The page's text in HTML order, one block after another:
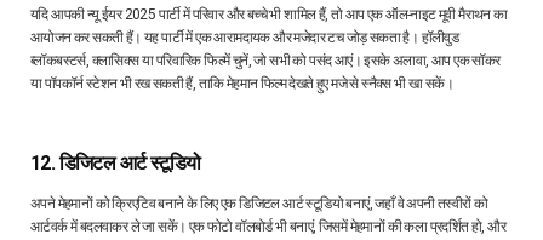
यदि आपकी न्यू ईयर 2025 पार्टी में परिवार और बच्चे भी शामिल हैं, तो आप एक ऑल-नाइट मूवी मैराथन का
आयोजन कर सकती हैं। यह पार्टी में एक आरामदायक और मजेदार टच जोड़ सकता है। हॉलीवुड
ब्लॉकबस्टर्स, क्लासिक्स या परिवारिक फिल्में चुनें, जो सभी को पसंद आएं। इसके अलावा, आप एक सॉकर
या पॉपकॉर्न स्टेशन भी रख सकती हैं, ताकि मेहमान फिल्म देखते हुए मजे से स्नैक्स भी खा सकें।
12. डिजिटल आर्ट स्टूडियो
अपने मेहमानों को क्रिएटिव बनाने के लिए एक डिजिटल आर्ट स्टूडियो बनाएं, जहाँ वे अपनी तस्वीरों को
आर्टवर्क में बदलवाकर ले जा सकें। एक फोटो वॉलबोर्ड भी बनाएं, जिसमें मेहमानों की कला प्रदर्शित हो, और